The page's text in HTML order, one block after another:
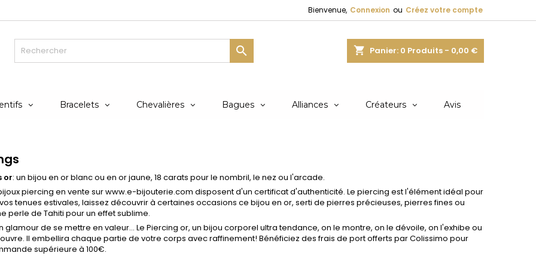
Bienvenue, Connexion ou Créez votre compte
shopping_cart Panier: 0 Produits - 0,00 €

Bracelets Chevalières Bagues Alliances Créateurs Avis
or: un bijou en or blanc ou en or jaune, 18 carats pour le nombril, le nez ou l'arcade.
piercing en vente sur www.e-bijouterie.com disposent d'un certificat d'authenticité. Le piercing est l'élément idéal pour
tenues estivales, laissez découvrir à certaines occasions ce bijou en or, serti de pierres précieuses, pierres fines ou
perle de Tahiti pour un effet sublime.
glamour de se mettre en valeur... Le Piercing or, un bijou corporel ultra tendance, on le montre, on le dévoile, on l'exhibe ou
Il embellira chaque partie de votre corps avec raffinement! Bénéficiez des frais de port offerts par Colissimo pour
supérieure à 100€.